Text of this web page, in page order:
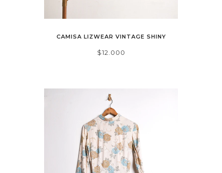
CAMISA LIZWEAR VINTAGE SHINY
$12.000